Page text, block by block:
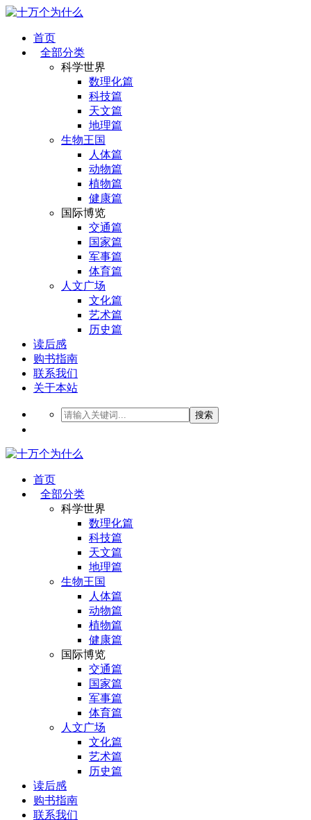
首页
全部分类
科学世界
数理化篇
科技篇
天文篇
地理篇
生物王国
人体篇
动物篇
植物篇
健康篇
国际博览
交通篇
国家篇
军事篇
体育篇
人文广场
文化篇
艺术篇
历史篇
读后感
购书指南
联系我们
关于本站
搜索
首页
全部分类
科学世界
数理化篇
科技篇
天文篇
地理篇
生物王国
人体篇
动物篇
植物篇
健康篇
国际博览
交通篇
国家篇
军事篇
体育篇
人文广场
文化篇
艺术篇
历史篇
读后感
购书指南
联系我们